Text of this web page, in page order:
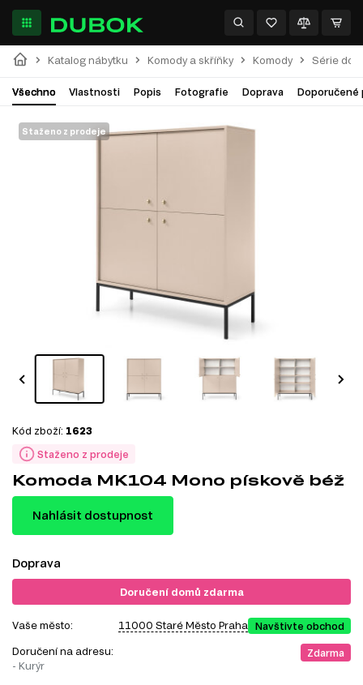
Katalog nábytku Komody a skříňky Komody Série do
Všechno Vlastnosti Popis Fotografie Doprava Doporučené
Staženo z prodeje
Staženo z prodeje
Kód zboží: 1623
Komoda MK104 Mono pískově béž
Nahlásit dostupnost
Doprava
Doručení domů zdarma
Vaše město: 11000 Staré Město Praha Navštivte obchod
Doručení na adresu:
- Kurýr
Zdarma